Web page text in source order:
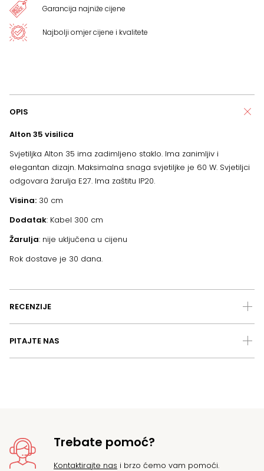
Garancija najniže cijene
Najbolji omjer cijene i kvalitete
OPIS
Alton 35 visilica
Svjetiljka Alton 35 ima zadimljeno staklo. Ima zanimljiv i
elegantan dizajn. Maksimalna snaga svjetiljke je 60 W. Svjetiljci
odgovara žarulja E27. Ima zaštitu IP20.
Visina: 30 cm
Dodatak: Kabel 300 cm
Žarulja: nije uključena u cijenu
Rok dostave je 30 dana.
RECENZIJE
PITAJTE NAS
Trebate pomoć?
Kontaktirajte nas i brzo ćemo vam pomoći.